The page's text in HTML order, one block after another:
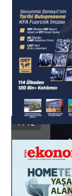
1 / 72